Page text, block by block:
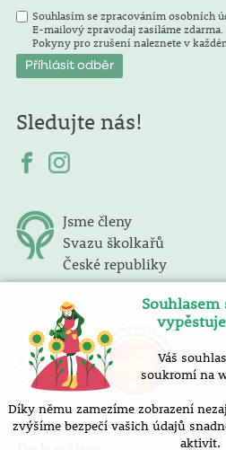
Souhlasím se zpracováním osobních
E-mailový zpravodaj zasíláme zdarma.
Pokyny pro zrušení naleznete v
Sledujte nás!
Jsme členy
Svazu školkařů
České republiky
Váš
soukromí na
Díky němu zamezíme zobrazení
zvýšíme bezpečí vašich údajů
aktivit.